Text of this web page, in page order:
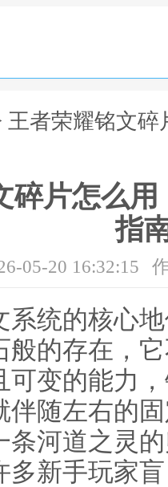
王者荣耀铭文
碎片怎么
指
05-20 16:32:15
系统的核心
般的存在，
可变的能力
伴随左右的
条河道之灵
多新手玩家